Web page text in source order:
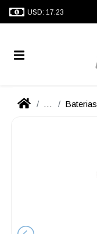
USD: 17.23
... Baterias